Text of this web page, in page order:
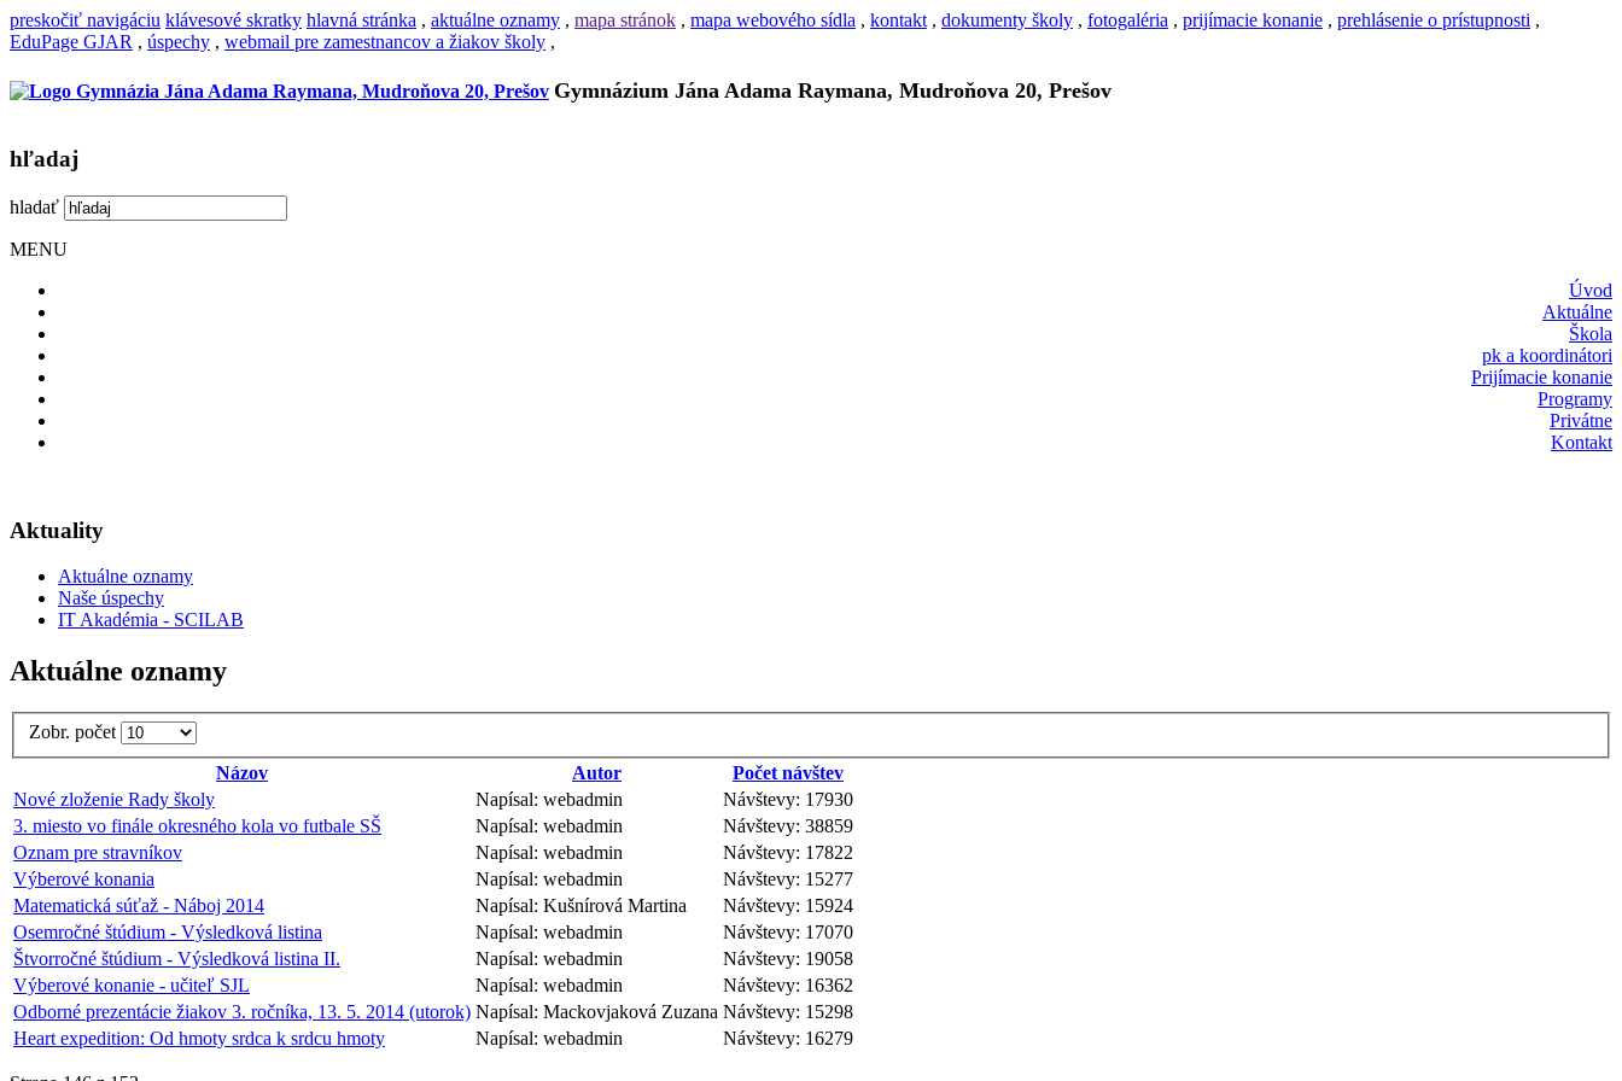
preskočiť navigáciu klávesové skratky hlavná stránka , aktuálne oznamy , mapa stránok , mapa webového sídla , kontakt , dokumenty školy , fotogaléria , prijímacie konanie , prehlásenie o prístupnosti ,
EduPage GJAR , úspechy , webmail pre zamestnancov a žiakov školy ,
Gymnázium Jána Adama Raymana, Mudroňova 20, Prešov
hľadaj
hladať
MENU
Úvod
Aktuálne
Škola
pk a koordinátori
Prijímacie konanie
Programy
Privátne
Kontakt
Aktuality
Aktuálne oznamy
Naše úspechy
IT Akadémia - SCILAB
Aktuálne oznamy
Zobr. počet
Názov
Autor
Počet návštev
Nové zloženie Rady školy
Napísal: webadmin
Návštevy: 17930
3. miesto vo finále okresného kola vo futbale SŠ
Napísal: webadmin
Návštevy: 38859
Oznam pre stravníkov
Napísal: webadmin
Návštevy: 17822
Výberové konania
Napísal: webadmin
Návštevy: 15277
Matematická súťaž - Náboj 2014
Napísal: Kušnírová Martina
Návštevy: 15924
Osemročné štúdium - Výsledková listina
Napísal: webadmin
Návštevy: 17070
Štvorročné štúdium - Výsledková listina II.
Napísal: webadmin
Návštevy: 19058
Výberové konanie - učiteľ SJL
Napísal: webadmin
Návštevy: 16362
Odborné prezentácie žiakov 3. ročníka, 13. 5. 2014 (utorok) Napísal: Mackovjaková Zuzana Návštevy: 15298
Heart expedition: Od hmoty srdca k srdcu hmoty
Napísal: webadmin Návštevy: 16279